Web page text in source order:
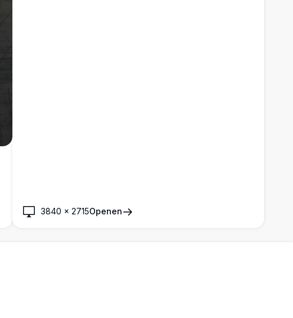
3840 × 2715Openen